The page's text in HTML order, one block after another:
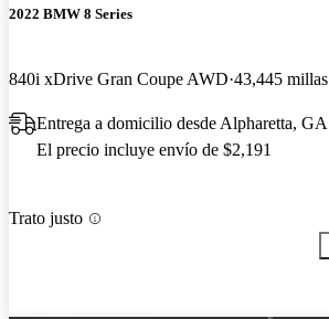
2022 BMW 8 Series
840i xDrive Gran Coupe AWD 43,445 millas
Entrega a domicilio desde Alpharetta, GA
El precio incluye envío de $2,191
Trato justo